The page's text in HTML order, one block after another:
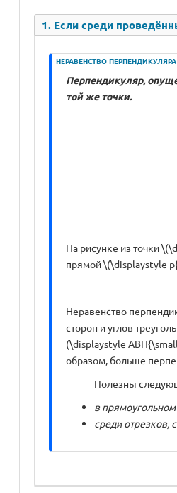
1. Если среди
НЕРАВЕНСТВО
Перпендикуляр,
той же точки.
На рисунке из точки
прямой \(\displaystyle
Неравенство
сторон и углов
(\displaystyle
образом, больше
Полезны
в прямоугольном
среди отрезков,